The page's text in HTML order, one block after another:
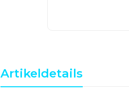
Artikeldetails